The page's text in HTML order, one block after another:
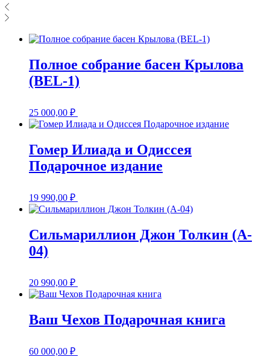
Полное собрание басен Крылова
(BEL-1)
25 000,00 ₽
Гомер Илиада и Одиссея
Подарочное издание
19 990,00 ₽
Сильмариллион Джон Толкин (A-
04)
20 990,00 ₽
Ваш Чехов Подарочная книга
60 000,00 ₽